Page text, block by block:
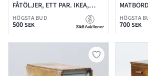
FÅTÖLJER, ETT PAR. IKEA,
2000-TAL. B=72 CM
HÖGSTA BUD
500SEK
SKIVOR,
138/
HÖGSTA
700SEK